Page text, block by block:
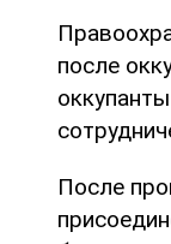
после
После